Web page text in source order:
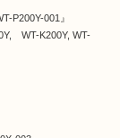
P200Y-001』
WT-K200Y, WT-